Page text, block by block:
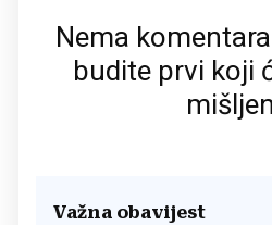
Nema
budite prvi koji
Važna obavijest